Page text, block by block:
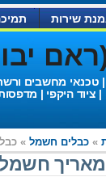
שירות
מחשבים
ציוד היקפי |
» כבלים חשמל » כבל
חשמל/